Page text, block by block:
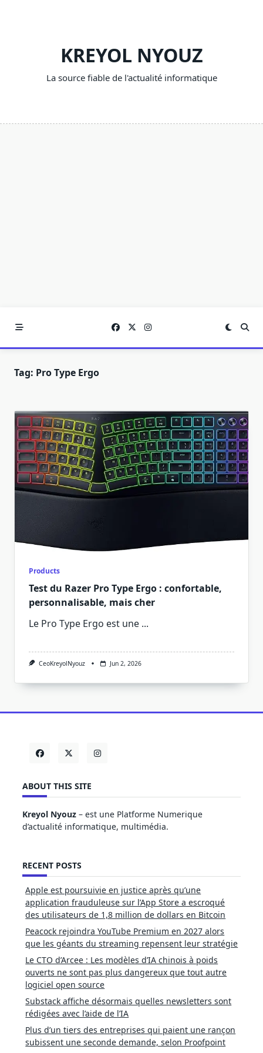
KREYOL NYOUZ
La source fiable de l'actualité informatique
Tag: Pro Type Ergo
Products
Test du Razer Pro Type Ergo : confortable,
personnalisable, mais cher
Le Pro Type Ergo est une ...
CeoKreyolNyouz Jun 2, 2026
ABOUT THIS SITE
Kreyol Nyouz – est une Platforme Numerique
d’actualité informatique, multimédia.
RECENT POSTS
Apple est poursuivie en justice après qu’une
application frauduleuse sur l’App Store a escroqué
des utilisateurs de 1,8 million de dollars en Bitcoin
Peacock rejoindra YouTube Premium en 2027 alors
que les géants du streaming repensent leur stratégie
Le CTO d’Arcee : Les modèles d’IA chinois à poids
ouverts ne sont pas plus dangereux que tout autre
logiciel open source
Substack affiche désormais quelles newsletters sont
rédigées avec l’aide de l’IA
Plus d’un tiers des entreprises qui paient une rançon
subissent une seconde demande, selon Proofpoint